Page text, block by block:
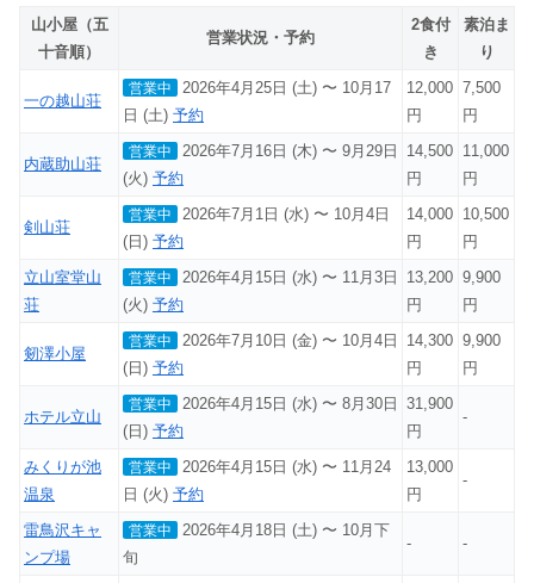
山小屋（五
十音順）
営業状況・予約
2食付
き
素泊ま
り
一の越山荘
営業中
2026年4月25日 (土) 〜 10月17
日 (土) 予約
12,000
円
7,500
円
内蔵助山荘
営業中
2026年7月16日 (木) 〜 9月29日
(火) 予約
14,500
円
11,000
円
剣山荘
営業中
2026年7月1日 (水) 〜 10月4日
(日) 予約
14,000
円
10,500
円
立山室堂山
荘
営業中
2026年4月15日 (水) 〜 11月3日
(火) 予約
13,200
円
9,900
円
剱澤小屋
営業中
2026年7月10日 (金) 〜 10月4日
(日) 予約
14,300
円
9,900
円
ホテル立山
営業中
2026年4月15日 (水) 〜 8月30日
(日) 予約
31,900
円
-
みくりが池
温泉
営業中
2026年4月15日 (水) 〜 11月24
日 (火) 予約
13,000
円
-
雷鳥沢キャ
ンプ場
営業中
2026年4月18日 (土) 〜 10月下
旬
- -